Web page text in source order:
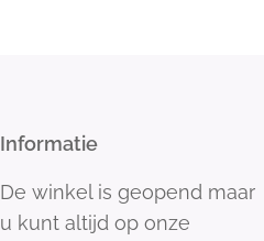
Informatie
De winkel is geopend maar
u kunt altijd op onze